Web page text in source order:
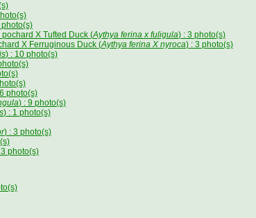
photo(s)
X Tufted Duck (Aythya ferina x fuligula) : 3 photo(s)
X Ferruginous Duck (Aythya ferina X nyroca) : 3 photo(s)
) : 10 photo(s)
photo(s)
) : 9 photo(s)
) : 1 photo(s)
) : 3 photo(s)
photo(s)